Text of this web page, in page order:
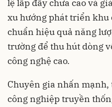
lệ lấp đầy chưa cao và
xu hướng phát triển khu
chuẩn hiệu quả năng
trường để thu hút dòng
công nghệ cao.
Chuyên gia nhấn
công nghiệp truyền